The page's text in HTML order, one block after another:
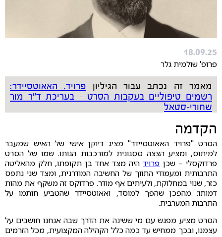
18.09.25
פרופ' שולמית גלר
מאמר זה נכתב עבור הגיליון פרויד. האאוטסיידר:
רשמים טיפוליים בעקבות הסרט - בעריכת ד"ר מור
שחורי-סטאל
הקדמה
הסרט "פרויד האאוטסיידר" מציג דיוקן אישי של האיש שמעבר
למיתוס, ומציע הצצה ססגונית למורכבות הגותו. שמו של הסרט
פרדוקסלי – שכן פרוידהיה מצד אחד בן תקופתו, חלק מהאליטה
התרבותית ומעמודי התווך של החשיבה המודרנית, ומצד שני נתפס
כזר, שנוי במחלוקת, ולעיתים אף מודר. פרדוקס זה משקף את מהות
דמותו: מהפכן שהפך למוסד, ואאוטסיידר שהטביע חותמו על
התרבות המערבית.
הסרט מציע מפגש עם מי ששינה את הדרך שבה אנחנו חושבים על
עצמנו, ובכך ממחיש עד כמה כלל הקהילה המקצועית, מכל הזרמים